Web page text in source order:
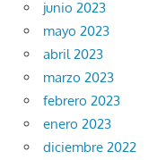
junio 2023
mayo 2023
abril 2023
marzo 2023
febrero 2023
enero 2023
diciembre 2022